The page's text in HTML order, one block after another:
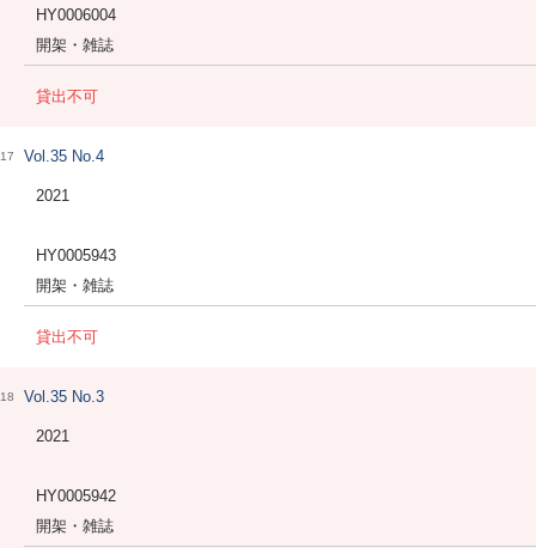
HY0006004
開架・雑誌
貸出不可
17 Vol.35 No.4
2021
HY0005943
開架・雑誌
貸出不可
18 Vol.35 No.3
2021
HY0005942
開架・雑誌